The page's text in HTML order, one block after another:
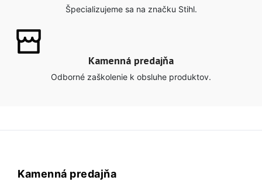
Špecializujeme sa na značku Stihl.
Kamenná predajňa
Odborné zaškolenie k obsluhe produktov.
Kamenná predajňa